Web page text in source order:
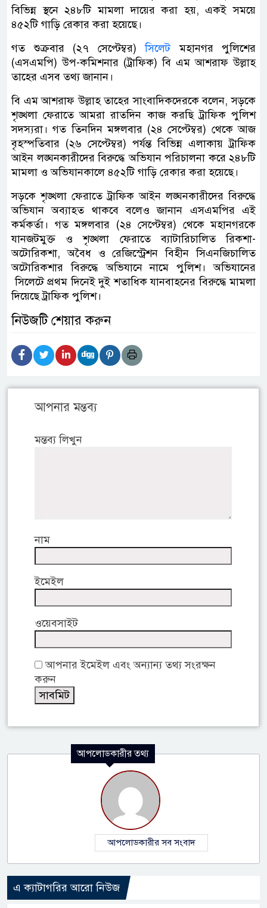
বিভিন্ন স্থনে ২৪৮টি মামলা দায়ের করা হয়, একই সময়ে
৪৫২টি গাড়ি রেকার করা হয়েছে।
গত শুক্রবার (২৭ সেপ্টেম্বর)সিলেটমহানগর পুলিশের
(এসএমপি) উপ-কমিশনার (ট্রাফিক) বি এম আশরাফ উল্লাহ
তাহের এসব তথ্য জানান।
বি এম আশরাফ উল্লাহ তাহের সাংবাদিকদেরকে বলেন, সড়কে
শৃঙ্খলা ফেরাতে আমরা রাতদিন কাজ করছি ট্রাফিক পুলিশ
সদস্যরা। গত তিনদিন মঙ্গলবার (২৪ সেপ্টেম্বর) থেকে আজ
বৃহস্পতিবার (২৬ সেপ্টেম্বর) পর্যন্ত বিভিন্ন এলাকায় ট্রাফিক
আইন লঙ্ঘনকারীদের বিরুদ্ধে অভিযান পরিচালনা করে ২৪৮টি
মামলা ও অভিযানকালে ৪৫২টি গাড়ি রেকার করা হয়েছে।
সড়কে শৃঙ্খলা ফেরাতে ট্রাফিক আইন লঙ্ঘনকারীদের বিরুদ্ধে
অভিযান অব্যাহত থাকবে বলেও জানান এসএমপির এই
কর্মকর্তা। গত মঙ্গলবার (২৪ সেপ্টেম্বর) থেকে মহানগরকে
যানজটমুক্ত ও শৃঙ্খলা ফেরাতে ব্যাটারিচালিত রিকশা-
অটোরিকশা, অবৈধ ও রেজিস্ট্রেশন বিহীন সিএনজিচালিত
অটোরিকশার বিরুদ্ধে অভিযানে নামে পুলিশ। অভিযানের
সিলেটে প্রথম দিনেই দুই শতাধিক যানবাহনের বিরুদ্ধে মামলা
দিয়েছে ট্রাফিক পুলিশ।
নিউজটি শেয়ার করুন
আপনার মন্তব্য
মন্তব্য লিখুন
নাম
ইমেইল
ওয়েবসাইট
আপনার ইমেইল এবং অন্যান্য তথ্য সংরক্ষন
করুন
আপলোডকারীর তথ্য
আপলোডকারীর সব সংবাদ
এ ক্যাটাগরির আরো নিউজ